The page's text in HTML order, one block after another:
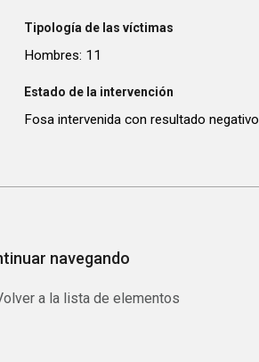
Tipología de las víctimas
Hombres: 11
Estado de la intervención
Fosa intervenida con resultado negativo
navegando
a la lista de elementos